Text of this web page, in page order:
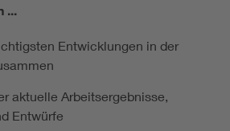
...
Entwicklungen in der
aktuelle Arbeitsergebnisse,
Entwürfe